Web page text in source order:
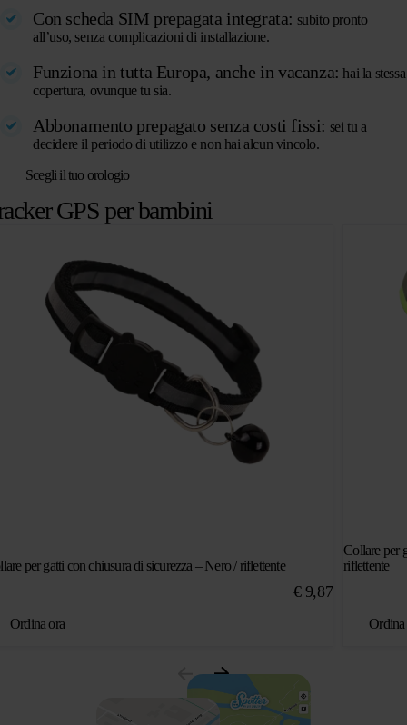
Con scheda SIM prepagata integrata: subito pronto
all’uso, senza complicazioni di installazione.
Funziona in tutta Europa, anche in vacanza: hai la stessa
copertura, ovunque tu sia.
Abbonamento prepagato senza costi fissi: sei tu a
decidere il periodo di utilizzo e non hai alcun vincolo.
Scegli il tuo orologio
GPS per bambini
per gatti con chiusura di sicurezza – Nero / riflettente
€9,87
Ordina ora
Collare per
riflettente
Ordina